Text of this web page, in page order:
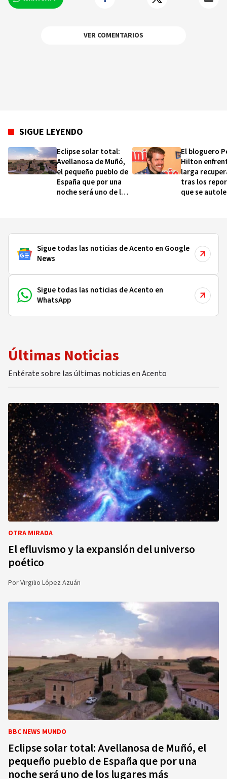
todo el mundo.
VER COMENTARIOS
SIGUE LEYENDO
Eclipse solar total:
Avellanosa de Muñó,
el pequeño pueblo de
España que por una
noche será uno de los
El bloguero
Hilton
larga
tras los
que se
Sigue todas las noticias de Acento en Google
News
Sigue todas las noticias de Acento en
WhatsApp